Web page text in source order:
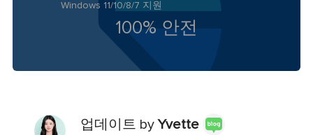
Windows 11/10/8/7 지원
100% 안전
업데이트 byYvette